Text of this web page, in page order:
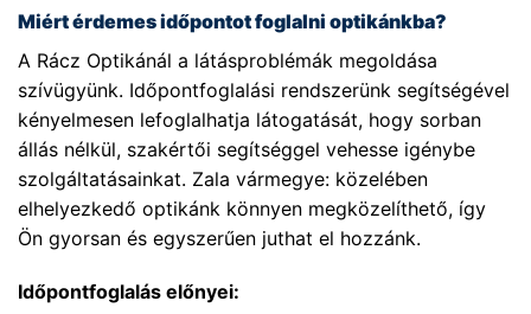
Miért érdemes időpontot foglalni optikánkba?
A Rácz Optikánál a látásproblémák megoldása
szívügyünk. Időpontfoglalási rendszerünk segítségével
kényelmesen lefoglalhatja látogatását, hogy sorban
állás nélkül, szakértői segítséggel vehesse igénybe
szolgáltatásainkat. Zala vármegye: közelében
elhelyezkedő optikánk könnyen megközelíthető, így
Ön gyorsan és egyszerűen juthat el hozzánk.
Időpontfoglalás előnyei: